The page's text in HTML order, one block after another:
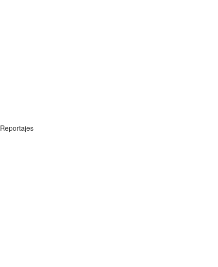
Reportajes